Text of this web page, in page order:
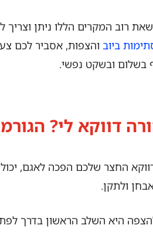
ביוב והצפות, אסביר לכם
בשלום ובשקט נפשי.
דווקא לי?
החצר שלכם הפכה לאגם,
ולתקן.
היא השלב הראשון בדרך